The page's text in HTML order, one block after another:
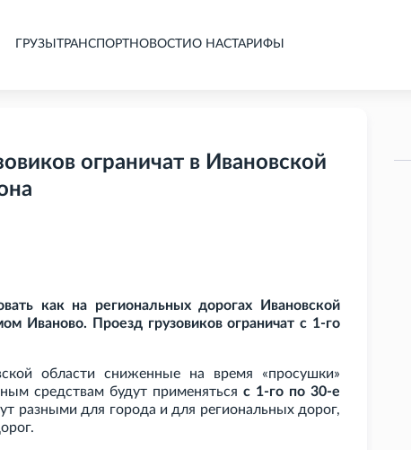
ГРУЗЫ ТРАНСПОРТНОВОСТИ О НАСТАРИФЫ
ограничат в Ивановской
как на региональных дорогах Ивановской
Иваново. Проезд грузовиков ограничат с 1-го
области сниженные на время «просушки»
средствам будут применяться с 1-го по 30-е
разными для города и для региональных дорог,